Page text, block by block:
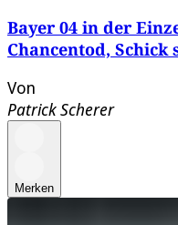
Bayer 04 in der
Chancentod, Schick
Von
Patrick Scherer
Merken